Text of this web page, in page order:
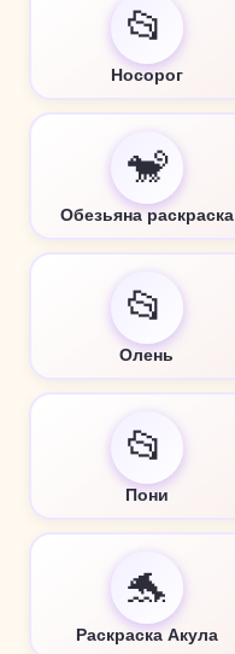
📂
Носорог
🐒
Обезьяна раскраска
📂
Олень
📂
Пони
🐬
Раскраска Акула